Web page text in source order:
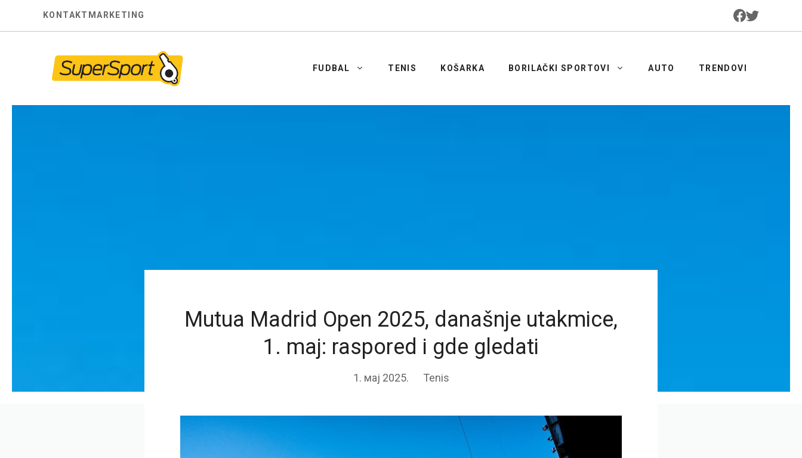
KONTAKT MARKETING
FUDBAL TENIS KOŠARKA BORILAČKI SPORTOVI AUTO TRENDOVI
Mutua Madrid Open 2025, današnje utakmice,
1. maj: raspored i gde gledati
1. мај 2025. Tenis